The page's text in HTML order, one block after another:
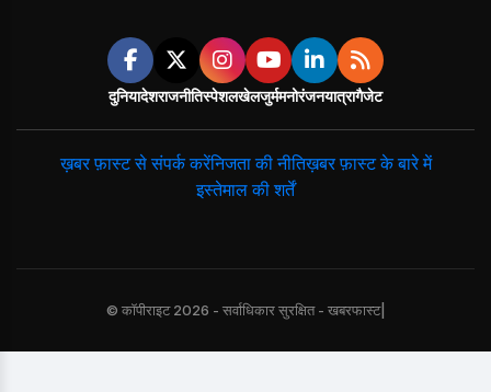
दुनियादेशराजनीतिस्पेशलखेलजुर्ममनोरंजनयात्रागैजेट
ख़बर फ़ास्ट से संपर्क करेंनिजता की नीतिख़बर फ़ास्ट के बारे में
इस्तेमाल की शर्तें
© कॉपीराइट 2026 - सर्वाधिकार सुरक्षित - खबरफास्ट|